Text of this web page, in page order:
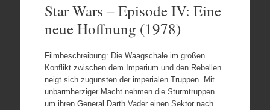
Star Wars – Episode IV: Eine
neue Hoffnung (1978)
Filmbeschreibung: Die Waagschale im großen
Konflikt zwischen dem Imperium und den Rebellen
neigt sich zugunsten der imperialen Truppen. Mit
unbarmherziger Macht nehmen die Sturmtruppen
um ihren General Darth Vader einen Sektor nach